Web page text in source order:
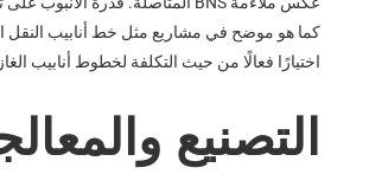
كما هو موضح في مشاريع مثل خط أنابيب النقل
اختيارًا فعالًا من حيث التكلفة لخطوط أنابيب
التصنيع